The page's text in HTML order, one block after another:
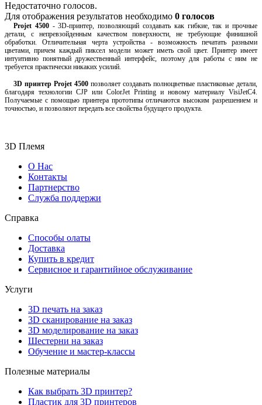
Недостаточно голосов.
Для отображения результатов необходимо 0 голосов
Projet 4500- 3D-принтер, позволяющий создавать как гибкие, так и прочные
детали, с непревзойденным качеством поверхности, не требующие финишной
обработки. Отличительная черта устройства - возможность печатать разными
цветами, причем каждый пиксел модели может иметь свой цвет. Принтер имеет
интуитивно понятный дружественный интерфейс, поэтому для работы с ним не
требуется практически никаких усилий.
3D принтер Projet 4500 позволяет создавать полноцветные пластиковые детали,
благодаря технологии CJP или ColorJet Printing и новому материалу VisiJetC4.
Получаемые с помощью принтера прототипы отличаются высоким разрешением и
точностью, и позволяют передать все свойства будущего продукта.
3D Племя
О Нас
Контакты
Партнерcтво
Служба поддержи
Справка
Способы олаты
Доставка
Купить в кредит
Сервисное и гарантийное обслуживание
Услуги
3D печать на заказ
3D сканирование на заказ
3D моделирование на заказ
Шестерни на заказ
Обучение и мастер-классы
Полезные материалы
Как выбрать 3D принтер?
Пластик для 3D принтеров